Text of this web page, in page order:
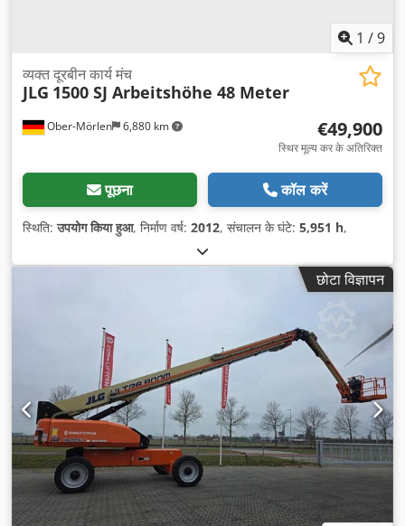
1 /9
Ober-Mörlen 6,880 km
व्यक्त दूरबीन कार्य मंच
JLG 1500 SJ Arbeitshöhe 48 Meter
€49,900
स्थिर मूल्य कर के अतिरिक्त
पूछना कॉल करें
स्थिति:उपयोग किया हुआ, निर्माण वर्ष: 2012, संचालन के घंटे: 5,951 h,
छोटा विज्ञापन